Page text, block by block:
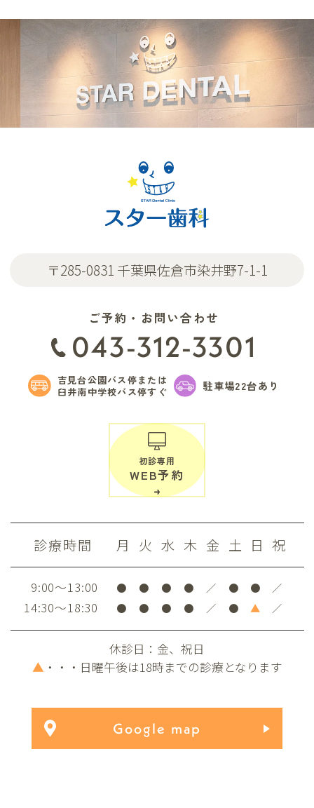
〒285-0831 千葉県佐倉市染井野7-1-1
ご予約・お問い合わせ
043-312-3301
吉見台公園バス停または
臼井南中学校バス停すぐ
駐車場22台あり
初診専用
WEB予約
診療時間 月 火 水 木 金 土 日 祝
9:00～13:00 ● ● ● ● ／ ● ● ／
14:30～18:30 ● ● ● ● ／ ● ▲ ／
休診日：金、祝日
▲ ・・・日曜午後は18時までの診療となります
Google map